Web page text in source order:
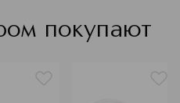
покупают